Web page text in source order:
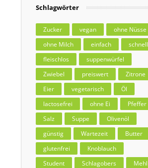
Schlagwörter
Zucker vegan
ohne Nüsse
ohne Milch
einfach
schnell
fleischlos
suppenwürfel
Zwiebel
preiswert
Zitrone
Eier
vegetarisch
Öl
lactosefrei
ohne Ei
Pfeffer
Salz
Suppe
Olivenöl
günstig
Wartezeit
Butter
glutenfrei
Knoblauch
Student
Schlagobers
Mehl